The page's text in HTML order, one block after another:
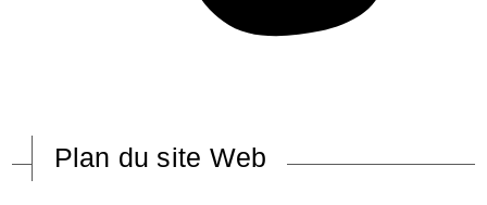
Plan du site Web